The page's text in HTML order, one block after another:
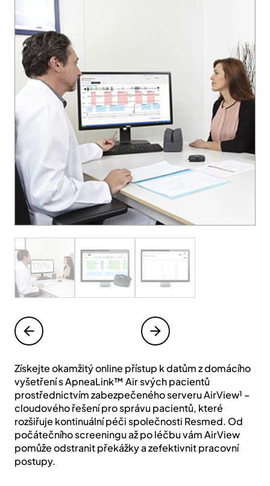
Získejte okamžitý online přístup k datům z domácího
vyšetření s ApneaLink™ Air svých pacientů
prostřednictvím zabezpečeného serveru AirView¹ –
cloudového řešení pro správu pacientů, které
rozšiřuje kontinuální péči společnosti Resmed. Od
počátečního screeningu až po léčbu vám AirView
pomůže odstranit překážky a zefektivnit pracovní
postupy.